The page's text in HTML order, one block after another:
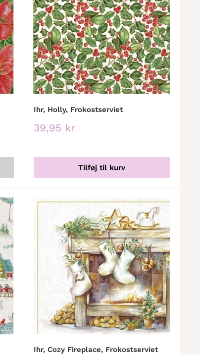
Ihr, Holly, Frokostserviet
Udsalgspris
39,95 kr
Tilføj til kurv
Ihr, Cozy Fireplace, Frokostserviet